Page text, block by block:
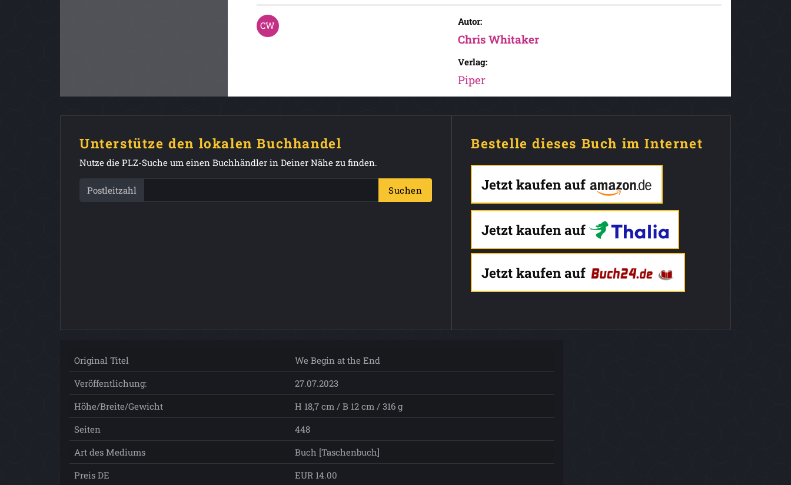
Autor:
Chris Whitaker
Verlag:
Piper
Unterstütze den lokalen Buchhandel
Nutze die PLZ-Suche um einen Buchhändler in Deiner Nähe zu finden.
Postleitzahl Suchen
Bestelle dieses Buch im Internet
Jetzt kaufen auf
Jetzt kaufen auf
Jetzt kaufen auf
Original Titel
We Begin at the End
Veröffentlichung:
27.07.2023
Höhe/Breite/Gewicht
H 18,7 cm / B 12 cm / 316 g
Seiten
448
Art des Mediums
Buch [Taschenbuch]
Preis DE
EUR 14.00